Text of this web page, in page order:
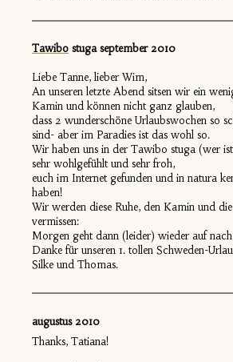
Tawibo stuga september 2010
Liebe Tanne, lieber Wim,
An unseren letzte Abend sitsen wir ein
Kamin und können nicht ganz glauben,
dass 2 wunderschöne Urlaubswochen so
sind- aber im Paradies ist das wohl so.
Wir haben uns in der Tawibo stuga (wer
sehr wohlgefühlt und sehr froh,
euch im Internet gefunden und in natura
haben!
Wir werden diese Ruhe, den Kamin und
vermissen:
Morgen geht dann (leider) wieder auf
Danke für unseren 1. tollen Schweden-
Silke und Thomas.
augustus 2010
Thanks, Tatiana!